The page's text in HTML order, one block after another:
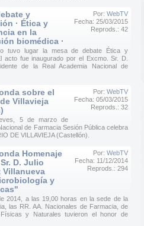
Por: WebTV
Fecha: 25/03/2015
Reprods.: 42
y
· Ética y
en la
biomédica ·
tuvo lugar la mesa de debate Ética y
acto fue inaugurado por el Excmo. Sr. D.
de la Real Academia Nacional de
Por: WebTV
Fecha: 05/03/2015
Reprods.: 32
sobre el
Villavieja
5 de marzo de
de Farmacia Sesión Pública celebra
DE VILLAVIEJA (Castellón).
Por: WebTV
Fecha: 11/12/2014
Reprods.: 294
Homenaje
D. Julio
Villanueva
y
2014, a las 19,00 horas en la sede de la
las RR. AA. Nacionales de Farmacia, de
y Naturales tuvieron el honor de